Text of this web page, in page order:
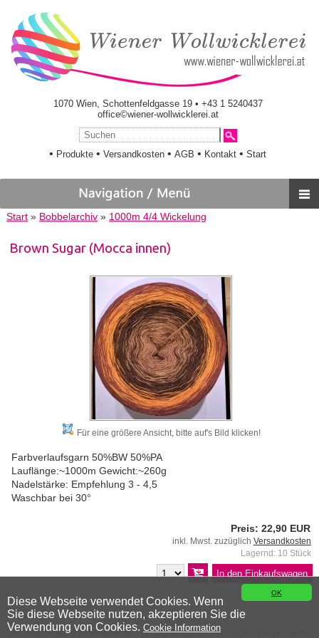
OK
Diese Webseite verwendet Cookies. Wenn
Sie diese Webseite nutzen, akzeptieren Sie die
Verwendung von Cookies. Cookie Information
1070 Wien, Schottenfeldgasse 19 • +43 1 5240437
office©wiener-wollwicklerei.at
• Produkte •Versandkosten •AGB • Kontakt •Start
Start» Bobbelarchiv» 1000m 4/4 Wickelung
Brown Sugar (Mocca innen)
Für eine größere Ansicht, bitte auf's Bild klicken!
Farbverlaufsgarn 50%BW 50%PA
Lauflänge:~1000m Gewicht:~260g
Nadelstärke: Empfehlung 3 - 4,5
Waschbar bei 30°
Preis: 22,90 EUR
inkl. Mwst. zuzüglich Versandkosten
Lagernd: 10 Stück
© 2026 Wiener Wollwicklerei
Kontakt |Anfahrt |Versandkosten |AGB|Widerruf|Datenschutz